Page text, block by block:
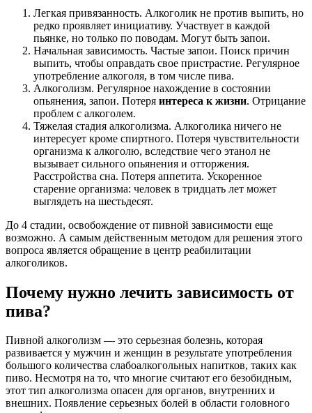
Легкая привязанность. Алкоголик не против выпить, но
редко проявляет инициативу. Участвует в каждой
пьянке, но только по поводам. Могут быть запои.
Начальная зависимость. Частые запои. Поиск причин
выпить, чтобы оправдать свое пристрастие. Регулярное
употребление алкоголя, в том числе пива.
Алкоголизм. Регулярное нахождение в состоянии
опьянения, запои. Потеря интереса к жизни. Отрицание
проблем с алкоголем.
Тяжелая стадия алкоголизма. Алкоголика ничего не
интересует кроме спиртного. Потеря чувствительности
организма к алкоголю, вследствие чего этанол не
вызывает сильного опьянения и отторжения.
Расстройства сна. Потеря аппетита. Ускоренное
старение организма: человек в тридцать лет может
выглядеть на шестьдесят.
До 4 стадии, освобождение от пивной зависимости еще
возможно. А самым действенным методом для решения этого
вопроса является обращение в центр реабилитации
алкоголиков.
Почему нужно лечить зависимость от
пива?
Пивной алкоголизм — это серьезная болезнь, которая
развивается у мужчин и женщин в результате употребления
большого количества слабоалкогольных напитков, таких как
пиво. Несмотря на то, что многие считают его безобидным,
этот тип алкоголизма опасен для органов, внутренних и
внешних. Появление серьезных болей в области головного